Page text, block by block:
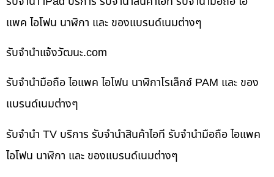
แพค ไอโฟน นาฬิกา และ ของแบรนด์เนมต่างๆ
รับจํานําแจ้งวัฒนะ.com
รับจำนำมือถือ ไอแพค ไอโฟน นาฬิกาโรเล็กซ์ PAM และ ของ
แบรนด์เนมต่างๆ
รับจำนำ TV บริการ รับจำนำสินค้าไอที รับจำนำมือถือ ไอแพค
ไอโฟน นาฬิกา และ ของแบรนด์เนมต่างๆ